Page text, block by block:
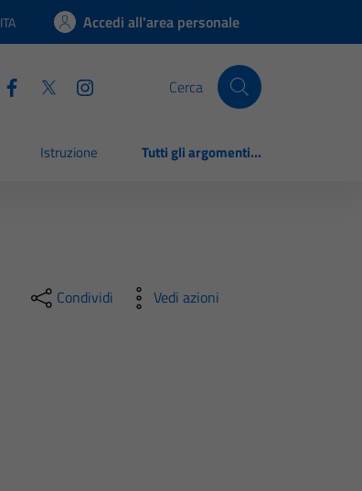
Lingua attiva:
ITA Accedi all'area personale
Cerca
Istruzione Tutti gli argomenti...
Condividi Vedi azioni